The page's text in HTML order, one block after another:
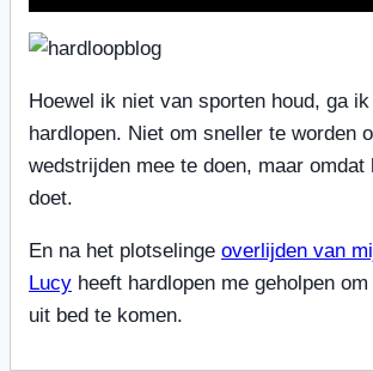
Hoewel ik niet van sporten houd, ga
hardlopen. Niet om sneller te worden
wedstrijden mee te doen, maar omdat
doet.
En na het plotselinge overlijden van
Lucy heeft hardlopen me geholpen
uit bed te komen.